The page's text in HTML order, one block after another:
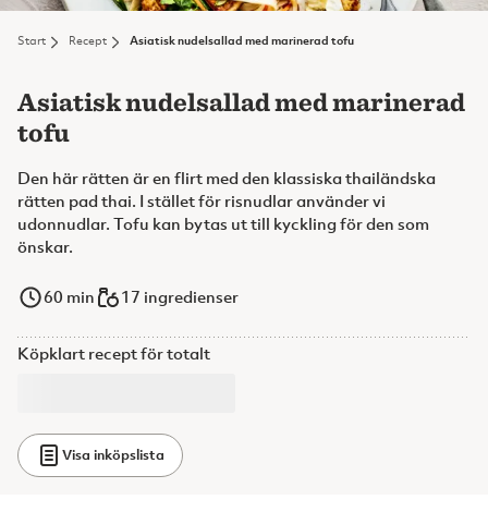
Start Recept Asiatisk nudelsallad med marinerad tofu
Asiatisk nudelsallad med marinerad
tofu
Den här rätten är en flirt med den klassiska thailändska
rätten pad thai. I stället för risnudlar använder vi
udonnudlar. Tofu kan bytas ut till kyckling för den som
önskar.
60 min 17 ingredienser
Köpklart recept för totalt
Visa inköpslista